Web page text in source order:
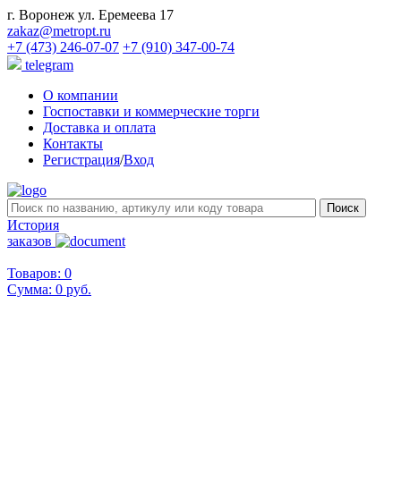
г. Воронеж ул. Еремеева 17
zakaz@metropt.ru
+7 (473) 246-07-07 +7 (910) 347-00-74
telegram
О компании
Госпоставки и коммерческие торги
Доставка и оплата
Контакты
Регистрация/Вход
История
заказов
Товаров: 0
Сумма: 0 руб.